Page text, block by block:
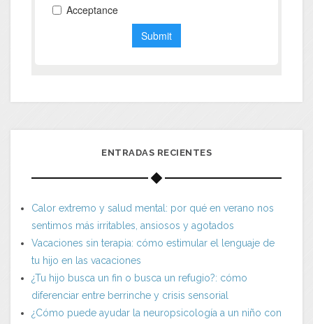
ENTRADAS RECIENTES
Calor extremo y salud mental: por qué en verano nos
sentimos más irritables, ansiosos y agotados
Vacaciones sin terapia: cómo estimular el lenguaje de
tu hijo en las vacaciones
¿Tu hijo busca un fin o busca un refugio?: cómo
diferenciar entre berrinche y crisis sensorial
¿Cómo puede ayudar la neuropsicología a un niño con